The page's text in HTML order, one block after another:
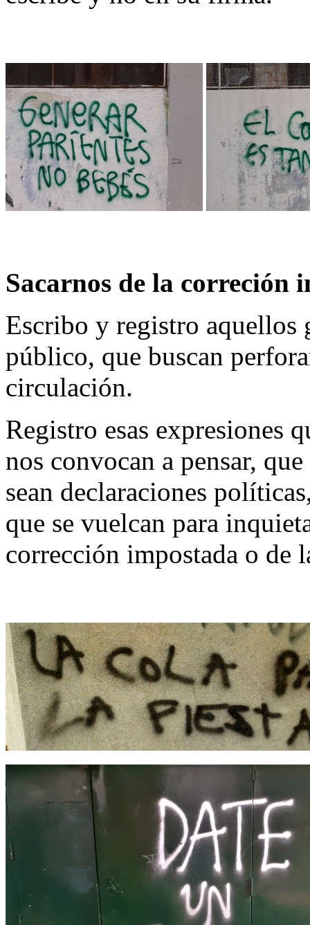
Sacarnos de la correción
Escribo y registro aquellos
público, que buscan
circulación.
Registro esas expresiones
nos convocan a pensar,
sean declaraciones
que se vuelcan para
corrección impostada o de